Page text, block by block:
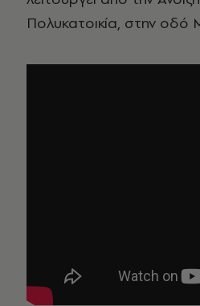
Πολυκατοικία, στην οδό